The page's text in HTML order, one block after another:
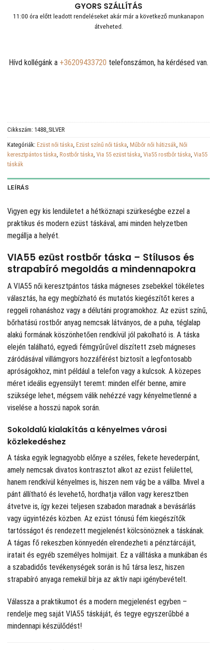
GYORS SZÁLLÍTÁS
11:00 óra előtt leadott rendeléseket akár már a következő munkanapon
átveheted.
Hívd kollégánk a +36209433720 telefonszámon, ha kérdésed van.
Cikkszám: 1488_SILVER
Kategóriák: Ezüst női táska, Ezüst színű női táska, Műbőr női hátizsák, Női
keresztpántos táska, Rostbőr táska, Via 55 ezüst táska, Via55 rostbőr táska, Via55
táskák
LEÍRÁS
Vigyen egy kis lendületet a hétköznapi szürkeségbe ezzel a
praktikus és modern ezüst táskával, ami minden helyzetben
megállja a helyét.
VIA55 ezüst rostbőr táska – Stílusos és
strapabíró megoldás a mindennapokra
A VIA55 női keresztpántos táska mágneses zsebekkel tökéletes
választás, ha egy megbízható és mutatós kiegészítőt keres a
reggeli rohanáshoz vagy a délutáni programokhoz. Az ezüst színű,
bőrhatású rostbőr anyag nemcsak látványos, de a puha, téglalap
alakú formának köszönhetően rendkívül jól pakolható is. A táska
elején található, egyedi fémgyűrűvel díszített zseb mágneses
záródásával villámgyors hozzáférést biztosít a legfontosabb
apróságokhoz, mint például a telefon vagy a kulcsok. A közepes
méret ideális egyensúlyt teremt: minden elfér benne, amire
szüksége lehet, mégsem válik nehézzé vagy kényelmetlenné a
viselése a hosszú napok során.
Sokoldalú kialakítás a kényelmes városi
közlekedéshez
A táska egyik legnagyobb előnye a széles, fekete hevederpánt,
amely nemcsak divatos kontrasztot alkot az ezüst felülettel,
hanem rendkívül kényelmes is, hiszen nem vág be a vállba. Mivel a
pánt állítható és levehető, hordhatja vállon vagy keresztben
átvetve is, így kezei teljesen szabadon maradnak a bevásárlás
vagy ügyintézés közben. Az ezüst tónusú fém kiegészítők
tartósságot és rendezett megjelenést kölcsönöznek a táskának.
A tágas fő rekeszben könnyedén elrendezheti a pénztárcáját,
iratait és egyéb személyes holmijait. Ez a válltáska a munkában és
a szabadidős tevékenységek során is hű társa lesz, hiszen
strapabíró anyaga remekül bírja az aktív napi igénybevételt.
Válassza a praktikumot és a modern megjelenést egyben –
rendelje meg saját VIA55 táskáját, és tegye egyszerűbbé a
mindennapi készülődést!